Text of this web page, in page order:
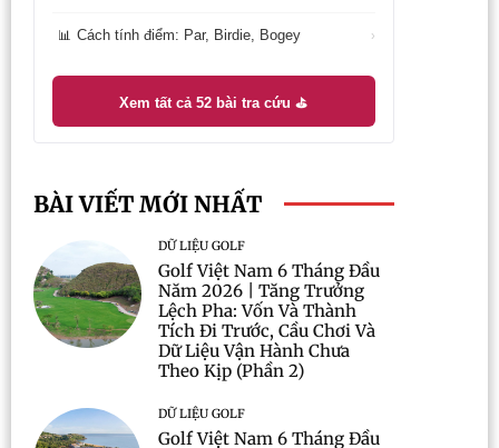
📊 Cách tính điểm: Par, Birdie, Bogey ›
Xem tất cả 52 bài tra cứu ⛳
BÀI VIẾT MỚI NHẤT
DỮ LIỆU GOLF
Golf Việt Nam 6 Tháng Đầu
Năm 2026 | Tăng Trưởng
Lệch Pha: Vốn Và Thành
Tích Đi Trước, Cầu Chơi Và
Dữ Liệu Vận Hành Chưa
Theo Kịp (Phần 2)
DỮ LIỆU GOLF
Golf Việt Nam 6 Tháng Đầu